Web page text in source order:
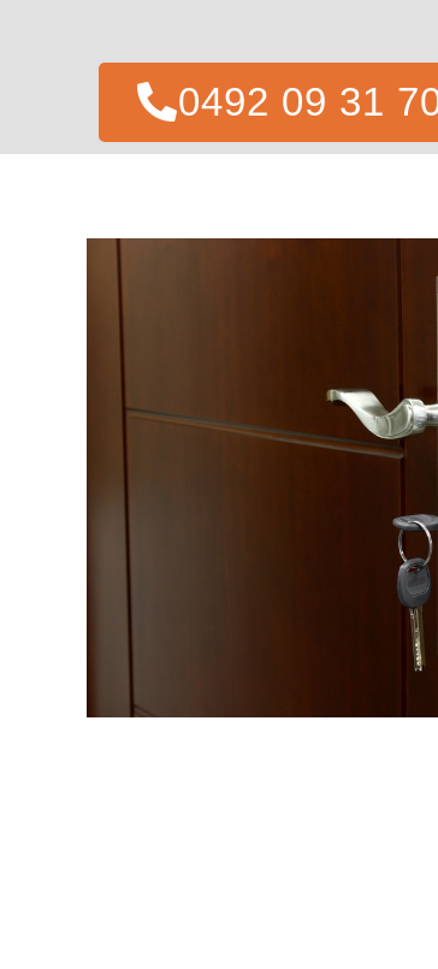
0492 09 31